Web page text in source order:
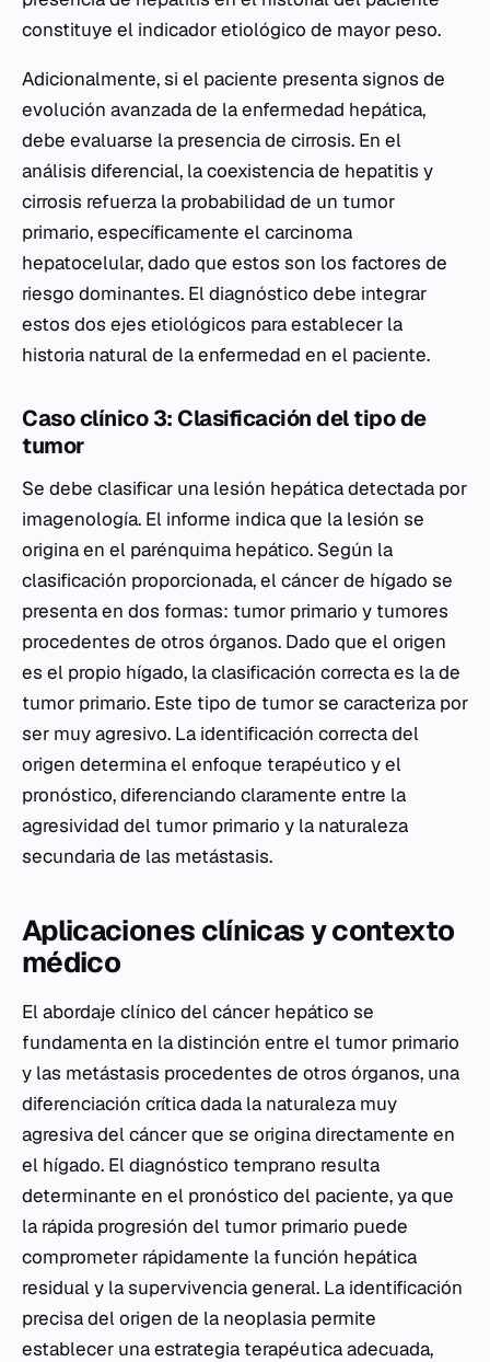
constituye el indicador etiológico de mayor peso.
Adicionalmente, si el paciente presenta signos de
evolución avanzada de la enfermedad hepática,
debe evaluarse la presencia de cirrosis. En el
análisis diferencial, la coexistencia de hepatitis y
cirrosis refuerza la probabilidad de un tumor
primario, específicamente el carcinoma
hepatocelular, dado que estos son los factores de
riesgo dominantes. El diagnóstico debe integrar
estos dos ejes etiológicos para establecer la
historia natural de la enfermedad en el paciente.
Caso clínico 3: Clasificación del tipo de
tumor
Se debe clasificar una lesión hepática detectada por
imagenología. El informe indica que la lesión se
origina en el parénquima hepático. Según la
clasificación proporcionada, el cáncer de hígado se
presenta en dos formas: tumor primario y tumores
procedentes de otros órganos. Dado que el origen
es el propio hígado, la clasificación correcta es la de
tumor primario. Este tipo de tumor se caracteriza por
ser muy agresivo. La identificación correcta del
origen determina el enfoque terapéutico y el
pronóstico, diferenciando claramente entre la
agresividad del tumor primario y la naturaleza
secundaria de las metástasis.
Aplicaciones clínicas y contexto
médico
El abordaje clínico del cáncer hepático se
fundamenta en la distinción entre el tumor primario
y las metástasis procedentes de otros órganos, una
diferenciación crítica dada la naturaleza muy
agresiva del cáncer que se origina directamente en
el hígado. El diagnóstico temprano resulta
determinante en el pronóstico del paciente, ya que
la rápida progresión del tumor primario puede
comprometer rápidamente la función hepática
residual y la supervivencia general. La identificación
precisa del origen de la neoplasia permite
establecer una estrategia terapéutica adecuada,